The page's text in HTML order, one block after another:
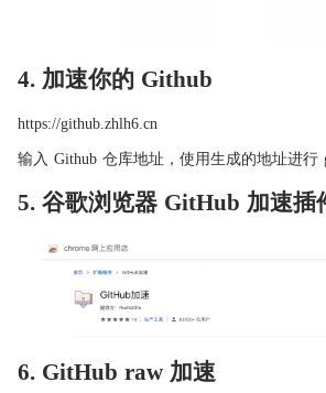
4. 加速你的 Github
https://github.zhlh6.cn
输入 Github 仓库地址，使用生成的地址进行
5. 谷歌浏览器 GitHub 加速插
6. GitHub raw 加速